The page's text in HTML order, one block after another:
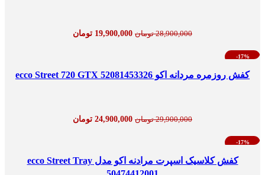
28,900,000 تومان 19,900,000 تومان
-17%
کفش روزمره مردانه اکو 52081453326 ecco Street 720 GTX
29,900,000 تومان 24,900,000 تومان
-17%
کفش کلاسیک اسپرت مرادنه اکو مدل ecco Street Tray